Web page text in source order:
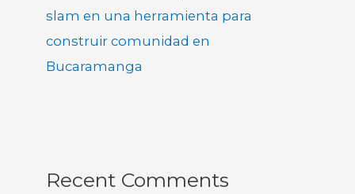
slam en una herramienta para
construir comunidad en
Bucaramanga
Recent Comments